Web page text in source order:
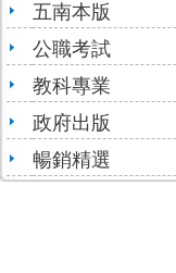
五南本版
公職考試
教科專業
政府出版
暢銷精選